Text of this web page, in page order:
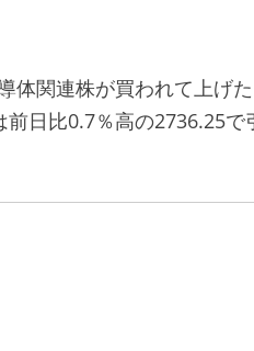
体関連株が買われて上げ
日比0.7％高の2736.25で